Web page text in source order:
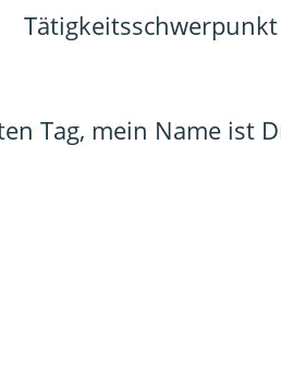
Tag, mein Name ist